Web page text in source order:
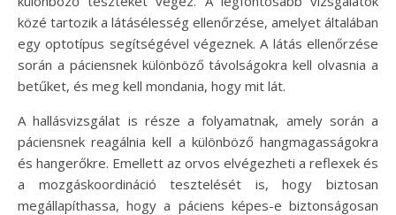
közé tartozik a látásélesség ellenőrzése, amelyet általában
egy optotípus segítségével végeznek. A látás ellenőrzése
során a páciensnek különböző távolságokra kell olvasnia a
betűket, és meg kell mondania, hogy mit lát.
A hallásvizsgálat is része a folyamatnak, amely során a
páciensnek reagálnia kell a különböző hangmagasságokra
és hangerőkre. Emellett az orvos elvégezheti a reflexek és
a mozgáskoordináció tesztelését is, hogy biztosan
megállapíthassa, hogy a páciens képes-e biztonságosan